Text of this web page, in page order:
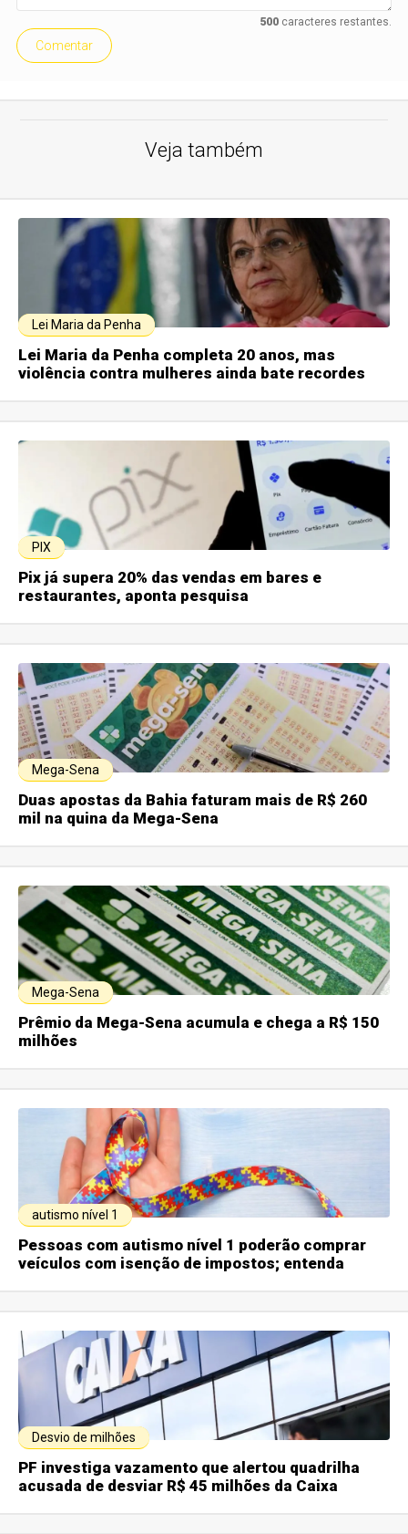
500caracteres restantes.
Comentar
Veja também
Lei Maria da Penha
Lei Maria da Penha completa 20 anos, mas
violência contra mulheres ainda bate recordes
PIX
Pix já supera 20% das vendas em bares e
restaurantes, aponta pesquisa
Mega-Sena
Duas apostas da Bahia faturam mais de R$ 260
mil na quina da Mega-Sena
Mega-Sena
Prêmio da Mega-Sena acumula e chega a R$ 150
milhões
autismo nível 1
Pessoas com autismo nível 1 poderão comprar
veículos com isenção de impostos; entenda
Desvio de milhões
PF investiga vazamento que alertou quadrilha
acusada de desviar R$ 45 milhões da Caixa